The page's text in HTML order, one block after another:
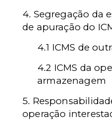
4. Segregação da
de apuração do
4.1 ICMS de
4.2 ICMS da
armazenagem
5.
operação